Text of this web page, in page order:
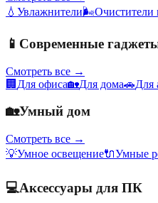
💧 Увлажнители🌬️Очистители
📱 Современные
Смотреть все →
🏢 Для офиса🏡Для дома🚗Для
🏡Умный дом
Смотреть все →
💡Умное освещение🔌Умные
💻Аксессуары для ПК